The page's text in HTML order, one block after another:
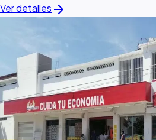
Ver detalles arrow_forward